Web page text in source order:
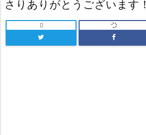
さりありがとうございます！
